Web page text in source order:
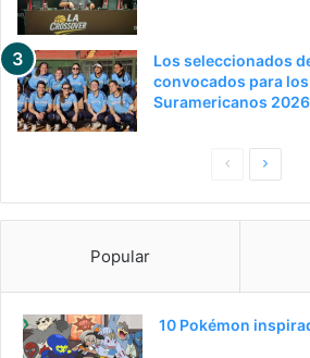
Los seleccionados
convocados para
Suramericanos 2026
g
g
Popular
10 Pokémon